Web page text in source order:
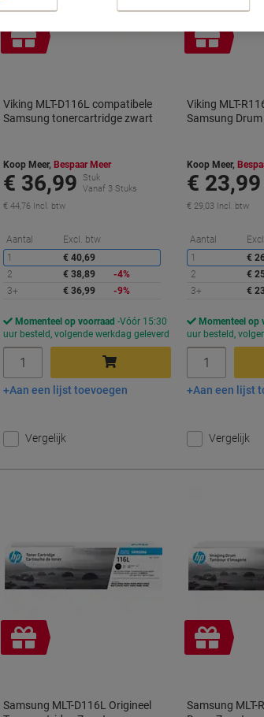
Geschenk
Viking MLT-D116L compatibele
Samsung tonercartridge zwart
Koop Meer, Bespaar Meer
€ 36,99
Stuk
Vanaf 3 Stuks
€ 44,76 Incl. btw
Aantal Excl. btw
Korting
1
€ 40,69
2
€ 38,89
-4%
3+
€ 36,99 -9%
Momenteel op voorraad Vóór 15:30
uur besteld, volgende werkdag geleverd
In winkelwagen
Aan een lijst toevoegen
Vergelijk
Viking MLT-
Samsung
Koop Meer,
€ 23,99
€ 29,03 Incl. btw
Aantal
1
€
2
€
3+
€
Momenteel op
uur besteld,
In
Aan een lijst
Vergelijk
Geschenk
Samsung MLT-D116L Origineel
Geschenk
Samsung MLT-